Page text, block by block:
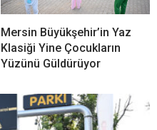
Mersin Büyükşehir’in Yaz
Klasiği Yine Çocukların
Yüzünü Güldürüyor